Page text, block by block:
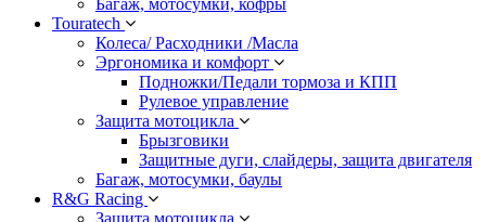
Touratech
Колеса/ Расходники /Масла
Эргономика и комфорт
Подножки/Педали тормоза и КПП
Рулевое управление
Защита мотоцикла
Брызговики
Защитные дуги, слайдеры, защита двигателя
Багаж, мотосумки, баулы
R&G Racing
Защита мотоцикла